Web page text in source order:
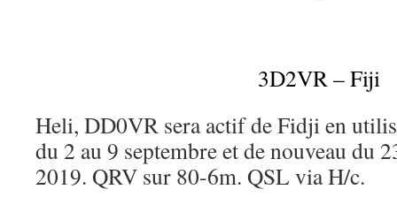
3D2VR – Fiji
Heli, DD0VR sera actif de Fidji en
du 2 au 9 septembre et de nouveau du
2019. QRV sur 80-6m. QSL via H/c.